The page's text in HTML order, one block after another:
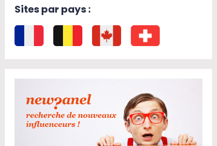
Sites par pays :